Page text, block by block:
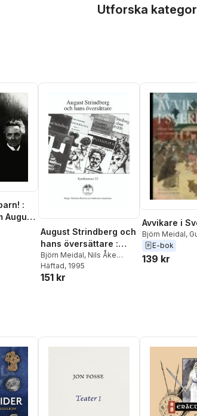
Utforska
:
August
August Strindberg och
hans översättare :
Föredrag vid
symposium i
Vitterhetsakademien 8
Björn Meidal, Nils Åke
Nilsson
Häftad, 1995
151 kr
Avvikare i
Björn Meidal,
Kindstrand
Lindgren
E-bok
139 kr